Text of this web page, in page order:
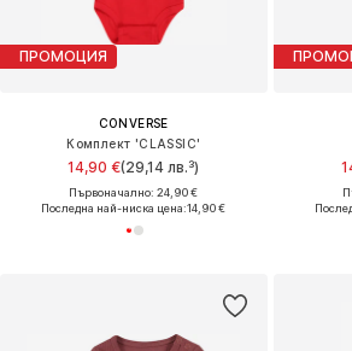
ПРОМОЦИЯ
CONVERSE
Комплект 'CLASSIC'
14,90 €(29,14 лв.³)
Първоначално: 24,90 €
Последна най-ниска цена:14,90 €